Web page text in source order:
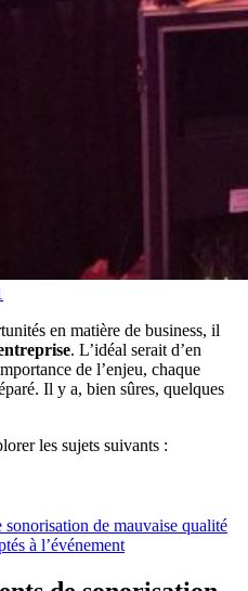
en matière de business, il
. L’idéal serait d’en
de l’enjeu, chaque
Il y a, bien sûres, quelques
les sujets suivants :
de mauvaise qualité
à l’événement